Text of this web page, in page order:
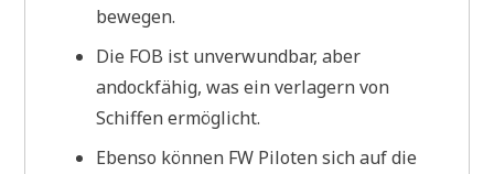
bewegen.
Die FOB ist unverwundbar, aber
andockfähig, was ein verlagern von
Schiffen ermöglicht.
Ebenso können FW Piloten sich auf die